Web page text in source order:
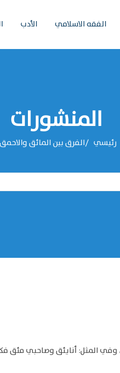
الفقه الاسلامي الأدب
المنشورات
رئيسي الفرق بين المائق والاحمق
وفي المثل: أنايئق وصاحبي